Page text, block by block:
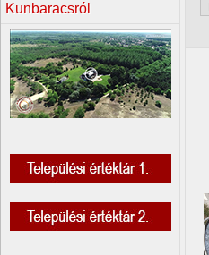
Kunbaracsról